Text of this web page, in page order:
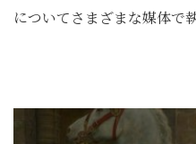
についてさまざまな媒体で執